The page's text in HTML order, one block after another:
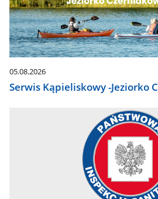
05.08.2026
Serwis Kąpieliskowy -Jeziorko